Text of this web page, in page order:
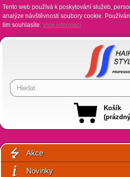
Tento web používá k poskytování služeb,
analýze návštěvnosti soubory cookie.
tím souhlasíte. Více informací
Košík
Akce
Novinky